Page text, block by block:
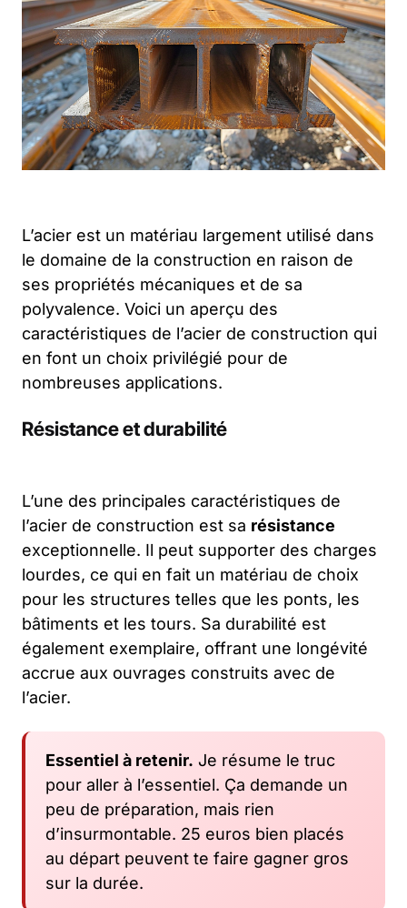
L’acier est un matériau largement utilisé dans
le domaine de la construction en raison de
ses propriétés mécaniques et de sa
polyvalence. Voici un aperçu des
caractéristiques de l’acier de construction qui
en font un choix privilégié pour de
nombreuses applications.
Résistance et durabilité
L’une des principales caractéristiques de
l’acier de construction est sa résistance
exceptionnelle. Il peut supporter des charges
lourdes, ce qui en fait un matériau de choix
pour les structures telles que les ponts, les
bâtiments et les tours. Sa durabilité est
également exemplaire, offrant une longévité
accrue aux ouvrages construits avec de
l’acier.
Essentiel à retenir. Je résume le truc
pour aller à l’essentiel. Ça demande un
peu de préparation, mais rien
d’insurmontable. 25 euros bien placés
au départ peuvent te faire gagner gros
sur la durée.